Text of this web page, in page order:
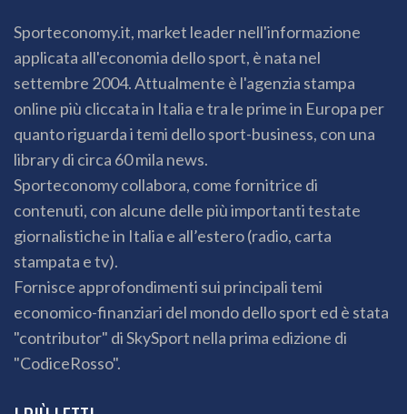
Sporteconomy.it, market leader nell'informazione
applicata all'economia dello sport, è nata nel
settembre 2004. Attualmente è l'agenzia stampa
online più cliccata in Italia e tra le prime in Europa per
quanto riguarda i temi dello sport-business, con una
library di circa 60 mila news.
Sporteconomy collabora, come fornitrice di
contenuti, con alcune delle più importanti testate
giornalistiche in Italia e all’estero (radio, carta
stampata e tv).
Fornisce approfondimenti sui principali temi
economico-finanziari del mondo dello sport ed è stata
"contributor" di SkySport nella prima edizione di
"CodiceRosso".